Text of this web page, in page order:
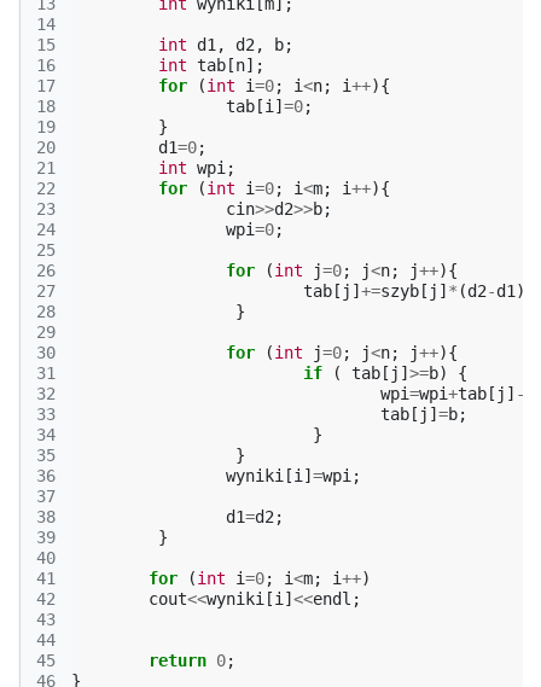
14
15
16
17
18
19
20
21
22
23
24
25
26
27
28
29
30
31
32
33
34
35
36
37
38
39
40
41
42
43
44
45
46
int d1 , d2 , b;
int tab [n];
for
(int i=0; i<n; i++){
tab [i ] =0;
}
d1=0;
int wpi ;
for
(int i=0; i<m; i++){
cin>>d2>>b;
wpi=0;
for (int j=0; j<n; j++){
tab [ j ] +=szyb [ j ] * (d2-d1 );
}
for (int j=0; j<n; j++){
if
( tab [ j ] >=b)
{
wpi=wpi+tab [ j ] -
tab [ j ] =b;
}
}
wyniki [i ] =wpi ;
d1=d2 ;
}
for (int i=0; i<m; i++)
cout<<wyniki [i ] <<endl ;
return 0;
}